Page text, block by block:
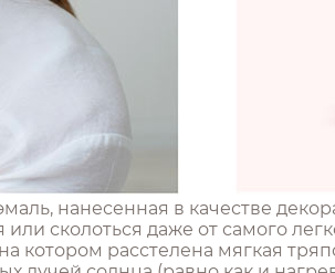
нанесенная в качестве
сколоться даже от самого
котором расстелена мягкая